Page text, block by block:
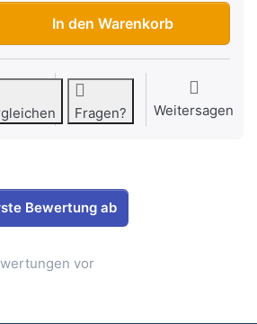
Athena komplett Vespa Cosa/
In den Warenkorb
Fragen? Weitersagen
Bewertung ab
vor